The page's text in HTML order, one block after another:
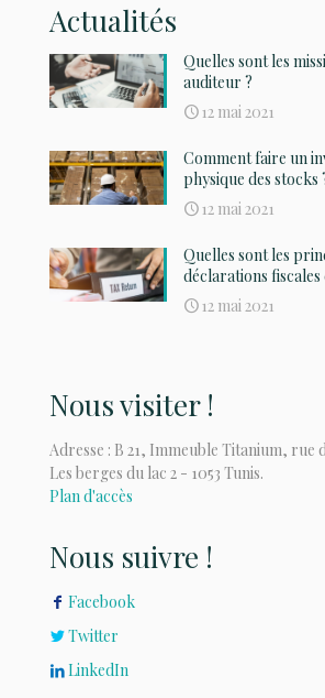
Actualités
Quelles sont les
auditeur ?
12 mai 2021
Comment faire un
physique des stocks
12 mai 2021
Quelles sont les
déclarations fiscales
12 mai 2021
Nous visiter !
Adresse : B 21, Immeuble Titanium, rue
Les berges du lac 2 - 1053 Tunis.
Plan d'accès
Nous suivre !
Facebook
Twitter
LinkedIn